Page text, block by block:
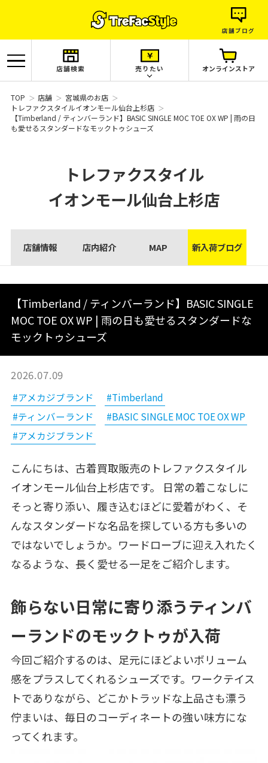
店舗ブログ
店舗検索 売りたい オンラインストア
TOP 店舗
宮城県のお店
トレファクスタイルイオンモール仙台上杉店
【Timberland / ティンバーランド】BASIC SINGLE MOC TOE OX WP | 雨の日
も愛せるスタンダードなモックトゥシューズ
トレファクスタイル
イオンモール仙台上杉店
店舗情報 店内紹介 MAP 新入荷ブログ
【Timberland / ティンバーランド】BASIC SINGLE
MOC TOE OX WP | 雨の日も愛せるスタンダードな
モックトゥシューズ
2026.07.09
#アメカジブランド
#Timberland
#ティンバーランド
#BASIC SINGLE MOC TOE OX WP
#アメカジブランド
こんにちは、古着買取販売のトレファクスタイル
イオンモール仙台上杉店です。 日常の着こなしに
そっと寄り添い、履き込むほどに愛着がわく、そ
んなスタンダードな名品を探している方も多いの
ではないでしょうか。ワードローブに迎え入れたく
なるような、長く愛せる一足をご紹介します。
飾らない日常に寄り添うティンバ
ーランドのモックトゥが入荷
今回ご紹介するのは、足元にほどよいボリューム
感をプラスしてくれるシューズです。ワークテイス
トでありながら、どこかトラッドな上品さも漂う
佇まいは、毎日のコーディネートの強い味方にな
ってくれます。